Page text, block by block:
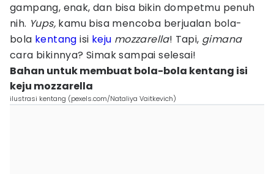
gampang, enak, dan bisa bikin dompetmu penuh
nih. Yups, kamu bisa mencoba berjualan bola-
bola kentang isi keju mozzarella! Tapi, gimana
cara bikinnya? Simak sampai selesai!
Bahan untuk membuat bola-bola kentang isi
keju mozzarella
ilustrasi kentang (pexels.com/Nataliya Vaitkevich)